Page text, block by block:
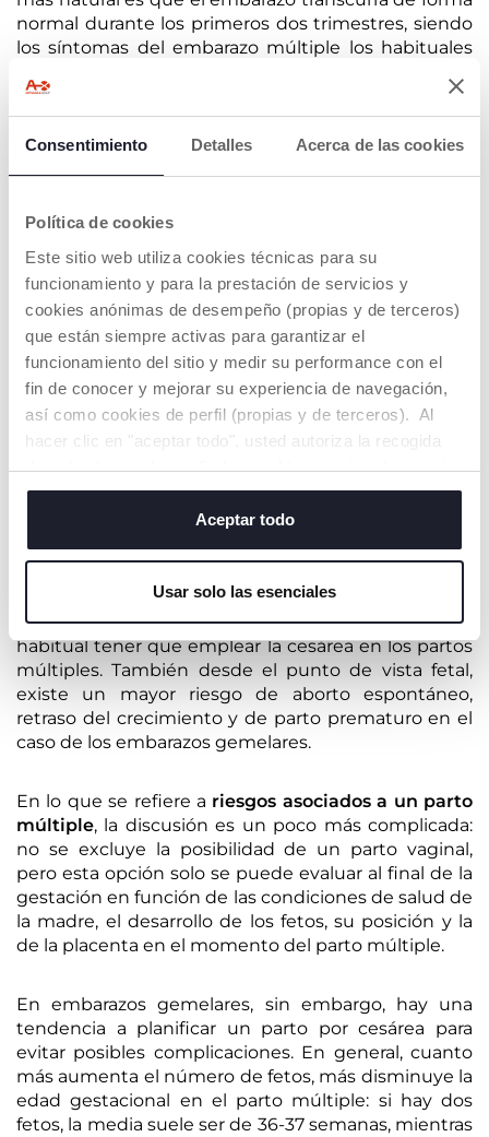
Consentimiento Detalles Acerca de las cookies
Política de cookies
Este sitio web utiliza cookies técnicas para su
funcionamiento y para la prestación de servicios y
cookies anónimas de desempeño (propias y de terceros)
que están siempre activas para garantizar el
funcionamiento del sitio y medir su performance con el
fin de conocer y mejorar su experiencia de navegación,
así como cookies de perfil (propias y de terceros). Al
hacer clic en "aceptar todo", usted autoriza la recogida
de todas las cookies. Si desea obtener más información
o cambiar o revocar el consentimiento de todas o
algunas cookies, haga clic en "mostrar detalles". Al
cerrar este banner, usted consiente en utilizar
servicio solicitado.
Aceptar todo
Usar solo las esenciales
normal durante los primeros dos trimestres, siendo
los síntomas del embarazo múltiple los habituales
produzcan complicaciones.
embarazo aquí.
crítico, sobre todo por el aumento de peso y la
demanda de requerimientos energéticos. Los
síntomas del embarazo gemelar se vuelven más
intensos en este momento debido a la existencia
de dos o más bebés. Lo más común y el síntoma de
embarazo múltiple más común, es que se produzca
un cansancio considerable en la madre debido a
que se trata de una gestación múltiple.
RIESGOS DE LOS PARTOS MÚLTIPLES
riesgos de un embarazo múltiple
que los de un embarazo común, pero aun así son
mayor riesgo de contraer diabetes gestacional,
preeclampsia así como también es mucho más
habitual tener que emplear la cesárea en los partos
múltiples. También desde el punto de vista fetal,
existe un mayor riesgo de aborto espontáneo,
retraso del crecimiento y de parto prematuro en el
caso de los embarazos gemelares.
En lo que se refiere a riesgos asociados a un parto
múltiple, la discusión es un poco más complicada:
no se excluye la posibilidad de un parto vaginal,
pero esta opción solo se puede evaluar al final de la
gestación en función de las condiciones de salud de
la madre, el desarrollo de los fetos, su posición y la
de la placenta en el momento del parto múltiple.
En embarazos gemelares, sin embargo, hay una
tendencia a planificar un parto por cesárea para
evitar posibles complicaciones. En general, cuanto
más aumenta el número de fetos, más disminuye la
edad gestacional en el parto múltiple: si hay dos
fetos, la media suele ser de 36-37 semanas, mientras